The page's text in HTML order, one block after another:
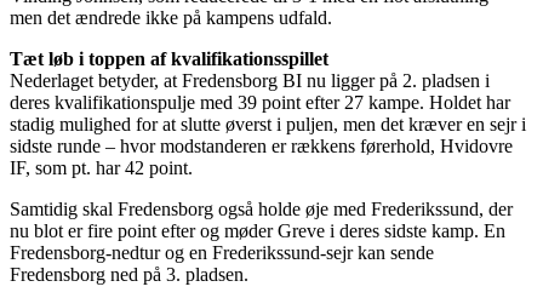
men det ændrede ikke på kampens udfald.
Tæt løb i toppen af kvalifikationsspillet
Nederlaget betyder, at Fredensborg BI nu ligger på 2. pladsen i
deres kvalifikationspulje med 39 point efter 27 kampe. Holdet har
stadig mulighed for at slutte øverst i puljen, men det kræver en sejr i
sidste runde – hvor modstanderen er rækkens førerhold, Hvidovre
IF, som pt. har 42 point.
Samtidig skal Fredensborg også holde øje med Frederikssund, der
nu blot er fire point efter og møder Greve i deres sidste kamp. En
Fredensborg-nedtur og en Frederikssund-sejr kan sende
Fredensborg ned på 3. pladsen.